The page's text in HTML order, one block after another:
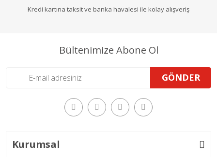
Kredi kartına taksit ve banka havalesi ile kolay alışveriş
Bültenimize Abone Ol
GÖNDER
Kurumsal